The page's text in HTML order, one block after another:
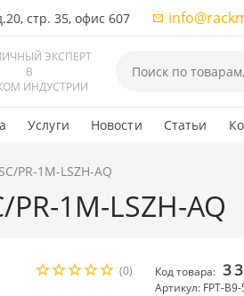
стр. 35, офис 607
ЭКСПЕРТ
В
ИНДУСТРИИ
Услуги Новости Статьи
PR-1M-LSZH-AQ
1M-LSZH-AQ
(0) Код товара:
Артикул: FPT-